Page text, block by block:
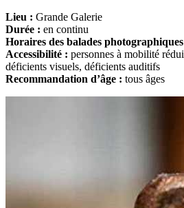
Lieu : Grande Galerie
Durée : en continu
Horaires des balades
Accessibilité : personnes à mobilité
déficients visuels, déficients auditifs
Recommandation d’âge : tous âges